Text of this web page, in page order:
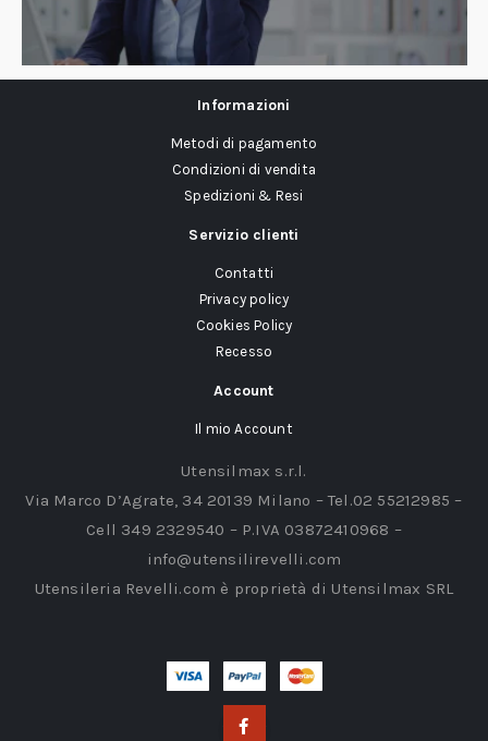
Informazioni
Metodi di pagamento
Condizioni di vendita
Spedizioni & Resi
Servizio clienti
Contatti
Privacy policy
Cookies Policy
Recesso
Account
Il mio Account
Utensilmax s.r.l.
Via Marco D’Agrate, 34 20139 Milano – Tel.02 55212985 –
Cell 349 2329540 – P.IVA 03872410968 –
info@utensilirevelli.com
Utensileria Revelli.com è proprietà di Utensilmax SRL